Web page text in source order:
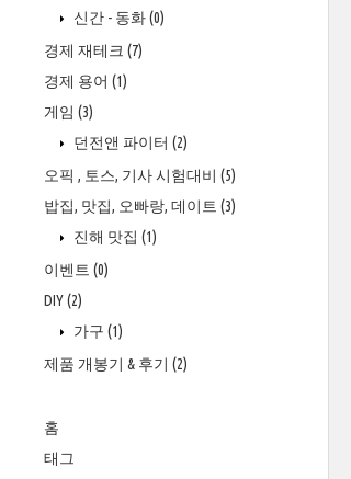
신간 - 동화(0)
경제 재테크 (7)
경제 용어 (1)
게임 (3)
던전앤 파이터 (2)
오픽 , 토스, 기사 시험대비 (5)
밥집, 맛집, 오빠랑, 데이트 (3)
진해 맛집 (1)
이벤트 (0)
DIY(2)
가구 (1)
제품 개봉기 & 후기 (2)
홈
태그